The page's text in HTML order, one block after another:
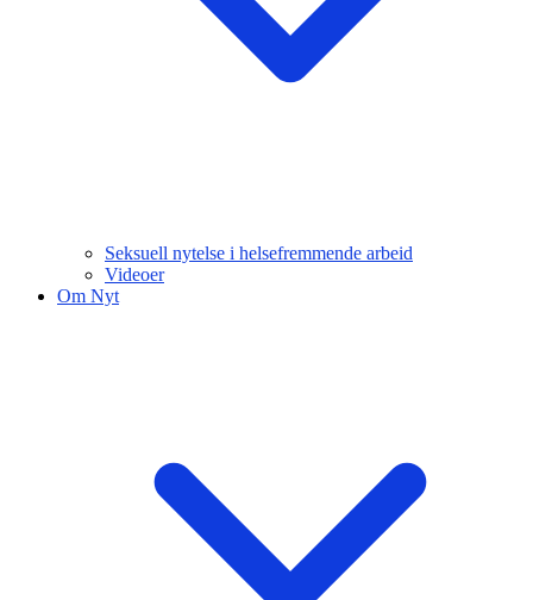
Seksuell nytelse i helsefremmende arbeid
Videoer
Om Nyt